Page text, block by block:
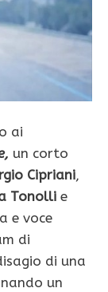
ai
un corto
Cipriani,
Tonolli e
e voce
di
di una
un